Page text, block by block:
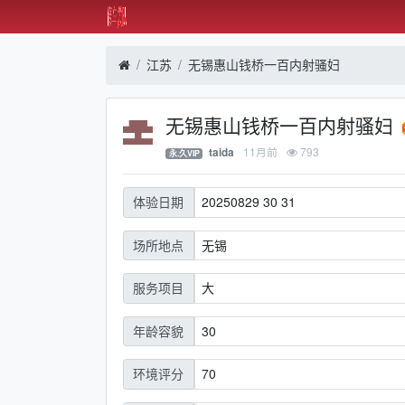
江苏 无锡惠山钱桥一百内射骚妇
无锡惠山钱桥一百内射骚妇
永.久VIP taida 11月前 793
体验日期 20250829 30 31
场所地点 无锡
服务项目 大
年龄容貌 30
环境评分 70